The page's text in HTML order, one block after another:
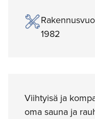
1982
Viihtyisä ja
oma sauna ja